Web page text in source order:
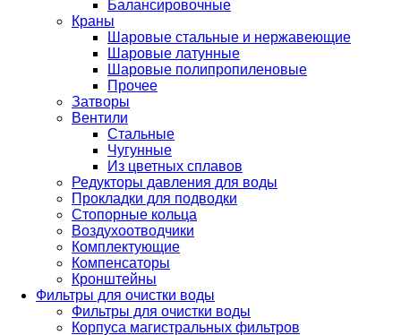
Балансировочные
Краны
Шаровые стальные и нержавеющие
Шаровые латунные
Шаровые полипропиленовые
Прочее
Затворы
Вентили
Стальные
Чугунные
Из цветных сплавов
Редукторы давления для воды
Прокладки для подводки
Стопорные кольца
Воздухоотводчики
Комплектующие
Компенсаторы
Кронштейны
Фильтры для очистки воды
Фильтры для очистки воды
Корпуса магистральных фильтров